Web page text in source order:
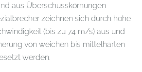
aus Überschusskörnungen
zeichnen sich durch hohe
(bis zu 74 m/s) aus und
von weichen bis mittelharten
werden.